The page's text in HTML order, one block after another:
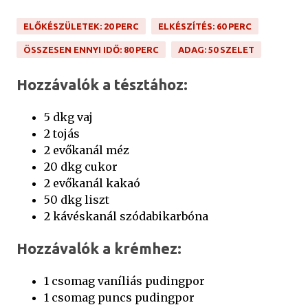
ELŐKÉSZÜLETEK: 20 PERC ELKÉSZÍTÉS: 60 PERC
ÖSSZESEN ENNYI IDŐ: 80 PERC ADAG: 50 SZELET
Hozzávalók a tésztához:
5 dkg vaj
2 tojás
2 evőkanál méz
20 dkg cukor
2 evőkanál kakaó
50 dkg liszt
2 kávéskanál szódabikarbóna
Hozzávalók a krémhez:
1 csomag vaníliás pudingpor
1 csomag puncs pudingpor